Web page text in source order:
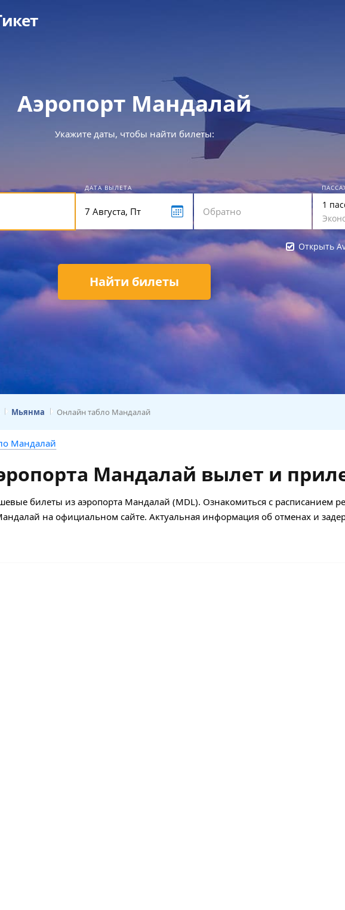
Аэропорт Мандалай
Укажите даты, чтобы найти билеты:
ДАТА ВЫЛЕТА
1
Открыть
Найти билеты
Мьянма Онлайн табло Мандалай
Мандалай
Мандалай вылет и
билеты из аэропорта Мандалай (MDL). Ознакомиться с расписанием
на официальном сайте. Актуальная информация об отменах и